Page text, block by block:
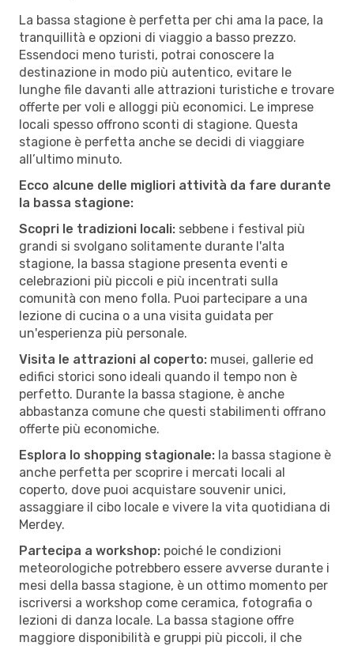
La bassa stagione è perfetta per chi ama la pace, la
tranquillità e opzioni di viaggio a basso prezzo.
Essendoci meno turisti, potrai conoscere la
destinazione in modo più autentico, evitare le
lunghe file davanti alle attrazioni turistiche e trovare
offerte per voli e alloggi più economici. Le imprese
locali spesso offrono sconti di stagione. Questa
stagione è perfetta anche se decidi di viaggiare
all’ultimo minuto.
Ecco alcune delle migliori attività da fare durante
la bassa stagione:
Scopri le tradizioni locali: sebbene i festival più
grandi si svolgano solitamente durante l'alta
stagione, la bassa stagione presenta eventi e
celebrazioni più piccoli e più incentrati sulla
comunità con meno folla. Puoi partecipare a una
lezione di cucina o a una visita guidata per
un'esperienza più personale.
Visita le attrazioni al coperto: musei, gallerie ed
edifici storici sono ideali quando il tempo non è
perfetto. Durante la bassa stagione, è anche
abbastanza comune che questi stabilimenti offrano
offerte più economiche.
Esplora lo shopping stagionale: la bassa stagione è
anche perfetta per scoprire i mercati locali al
coperto, dove puoi acquistare souvenir unici,
assaggiare il cibo locale e vivere la vita quotidiana di
Merdey.
Partecipa a workshop: poiché le condizioni
meteorologiche potrebbero essere avverse durante i
mesi della bassa stagione, è un ottimo momento per
iscriversi a workshop come ceramica, fotografia o
lezioni di danza locale. La bassa stagione offre
maggiore disponibilità e gruppi più piccoli, il che